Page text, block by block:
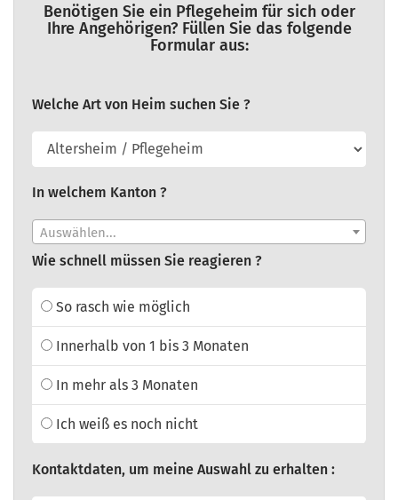
Benötigen Sie ein Pflegeheim für sich oder
Ihre Angehörigen? Füllen Sie das folgende
Formular aus:
Welche Art von Heim suchen Sie ?
In welchem Kanton ?
Auswählen...
Wie schnell müssen Sie reagieren ?
So rasch wie möglich
Innerhalb von 1 bis 3 Monaten
In mehr als 3 Monaten
Ich weiß es noch nicht
Kontaktdaten, um meine Auswahl zu erhalten :